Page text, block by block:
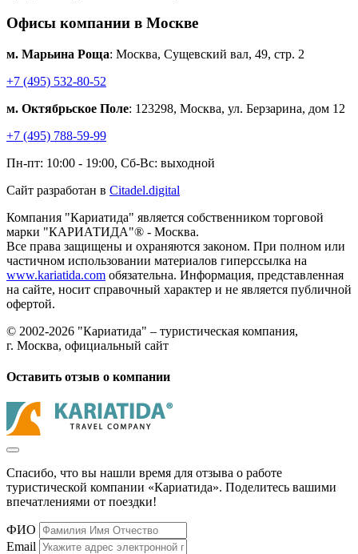
Офисы компании в Москве
м. Марьина Роща: Москва, Сущевский вал, 49, стр. 2
+7 (495) 532-80-52
м. Октябрьское Поле: 123298, Москва, ул. Берзарина, дом 12
+7 (495) 788-59-99
Пн-пт: 10:00 - 19:00, Сб-Вс: выходной
Сайт разработан в Citadel.digital
Компания "Кариатида" является собственником торговой
марки "КАРИАТИДА"® - Москва.
Все права защищены и охраняются законом. При полном или
частичном использовании материалов гиперссылка на
www.kariatida.com обязательна. Информация, представленная
на сайте, носит справочный характер и не является публичной
офертой.
© 2002-2026 "Кариатида" – туристическая компания,
г. Москва, официальный сайт
Оставить отзыв о компании
Спасибо, что вы нашли время для отзыва о работе
туристической компании «Кариатида». Поделитесь вашими
впечатлениями от поездки!
ФИО
Email